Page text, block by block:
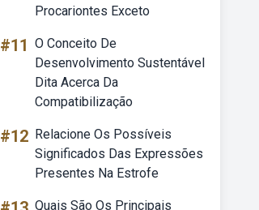
Procariontes Exceto
#11 O Conceito De
Desenvolvimento Sustentável
Dita Acerca Da
Compatibilização
#12 Relacione Os Possíveis
Significados Das Expressões
Presentes Na Estrofe
Quais São Os Principais